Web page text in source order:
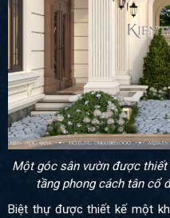
Một góc sân vườn được
tầng phong cách tân cổ
Biệt thự được thiết kế một